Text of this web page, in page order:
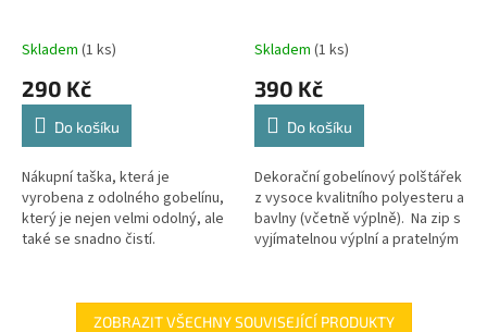
Skladem (1 ks)
290 Kč
Do košíku
Nákupní taška, která je
vyrobena z odolného gobelínu,
který je nejen velmi odolný, ale
také se snadno čistí.
Skladem (1 ks)
390 Kč
Do košíku
Dekorační gobelínový polštářek
z vysoce kvalitního polyesteru a
bavlny (včetně výplně). Na zip s
vyjímatelnou výplní a pratelným
ZOBRAZIT VŠECHNY SOUVISEJÍCÍ PRODUKTY